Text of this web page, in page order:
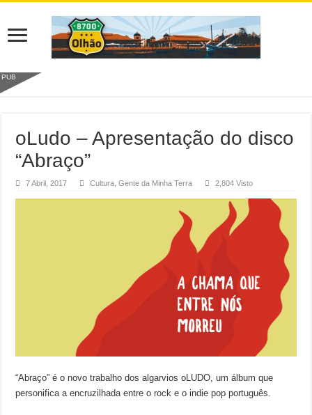
PUB
oLudo – Apresentação do disco
“Abraço”
7 Abril, 2017 Cultura ,Gente da Minha Terra 2,804 Visto
“Abraço” é o novo trabalho dos algarvios oLUDO, um álbum que
personifica a encruzilhada entre o rock e o indie pop português.